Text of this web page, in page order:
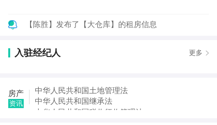
【陈胜】发布了【大仓库】的租房信息
【林姐】发布了【温州城商贸步行街】的租房信息
【张云燕】发布了【天湖雅园】的二手房信息
【李杰】发布了【老罗高北天元社区北隔】的二手房
信息
入驻经纪人 更多
房产
资讯
中华人民共和国土地管理法
中华人民共和国继承法
中华人民共和国税收征收管理法